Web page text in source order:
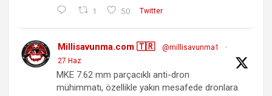
1 50 Twitter
Millisavunma.com 🇹🇷 @millisavunma1
·
27 Haz
MKE 7.62 mm parçacıklı anti-dron
mühimmatı, özellikle yakın mesafede dronlara